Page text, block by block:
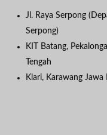
Jl. Raya Serpong
Serpong)
KIT Batang,
Tengah
Klari, Karawang Jawa